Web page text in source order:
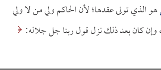
هو الذي تولى عقدها؛ لأن الحاكم ولي من لا ولي
وإن كان بعد ذلك نزل قول ربنا جل جلاله: